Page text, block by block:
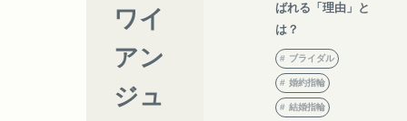
ワイ
アン
ジュ
ばれる「理由」と
は？
ブライダル
婚約指輪
結婚指輪